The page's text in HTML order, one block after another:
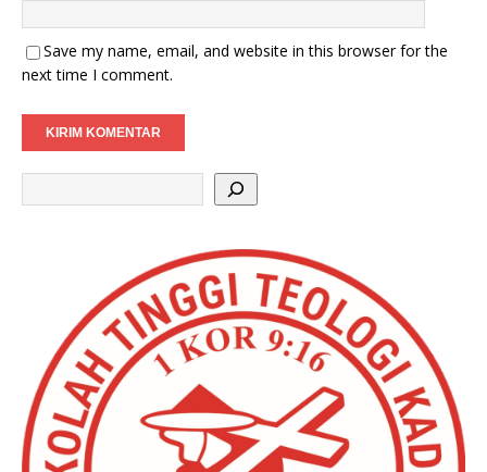
Save my name, email, and website in this browser for the
next time I comment.